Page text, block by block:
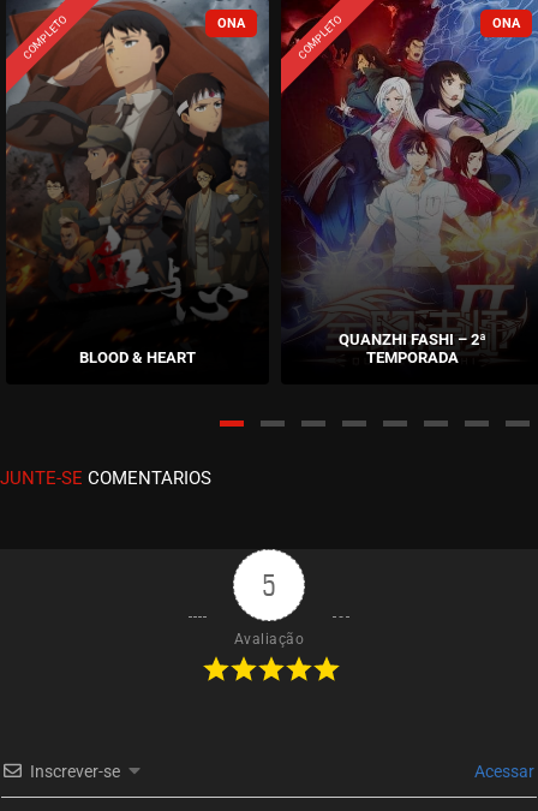
ASSISTIDO
ASSISTIDO
EPISÓDIO 256
abril 26, 2023
ASSISTIDO
EPISÓDIO 255
abril 19, 2023
EPISÓDIO 254
ASSISTIDO
EPISÓDIO 252
março 30, 2023
EPISÓDIO 251
EPISÓDIO 250
COMPLETO
BLOOD & HEART
COMPLETO
QUANZHI FASHI – 2ª
TEMPORADA
JUNTE-SE COMENTARIOS
5
Avaliação
Inscrever-se Acessar